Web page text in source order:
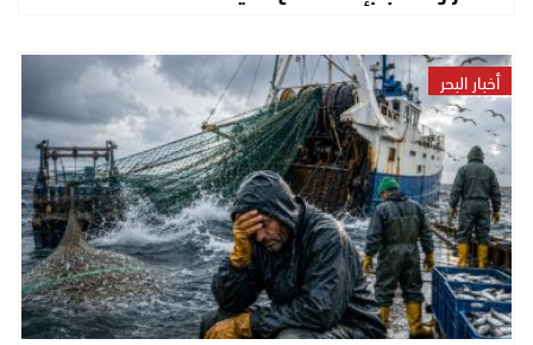
أخبار البحر